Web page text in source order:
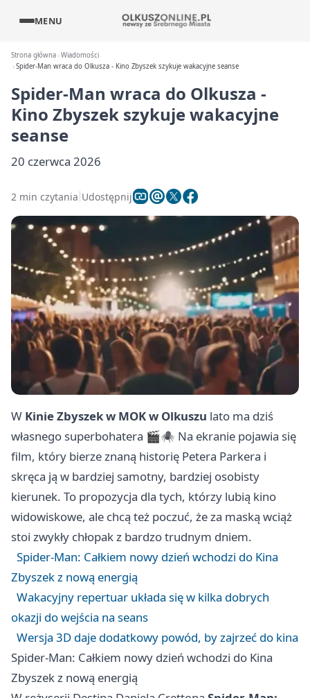
MENU
Strona główna Wiadomości
Spider-Man wraca do Olkusza - Kino Zbyszek szykuje wakacyjne seanse
Spider-Man wraca do Olkusza -
Kino Zbyszek szykuje wakacyjne
seanse
20 czerwca 2026
2 min czytania Udostępnij
W Kinie Zbyszek w MOK w Olkuszu lato ma dziś
własnego superbohatera 🎬🕷️ Na ekranie pojawia się
film, który bierze znaną historię Petera Parkera i
skręca ją w bardziej samotny, bardziej osobisty
kierunek. To propozycja dla tych, którzy lubią kino
widowiskowe, ale chcą też poczuć, że za maską wciąż
stoi zwykły chłopak z bardzo trudnym dniem.
Spider-Man: Całkiem nowy dzień wchodzi do Kina
Zbyszek z nową energią
Wakacyjny repertuar układa się w kilka dobrych
okazji do wejścia na seans
Wersja 3D daje dodatkowy powód, by zajrzeć do kina
Spider-Man: Całkiem nowy dzień wchodzi do Kina
Zbyszek z nową energią